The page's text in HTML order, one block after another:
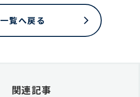
一覧へ戻る
関連記事